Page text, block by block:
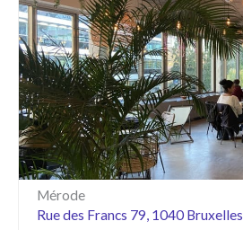
Mérode
Rue des Francs 79, 1040 Bruxelles